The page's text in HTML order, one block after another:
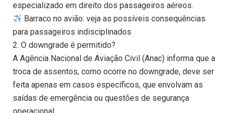
especializado em direito dos passageiros aéreos.
Barraco no avião: veja as possíveis consequências
para passageiros indisciplinados
2. O downgrade é permitido?
A Agência Nacional de Aviação Civil (Anac) informa que a
troca de assentos, como ocorre no downgrade, deve ser
feita apenas em casos específicos, que envolvam as
saídas de emergência ou questões de segurança